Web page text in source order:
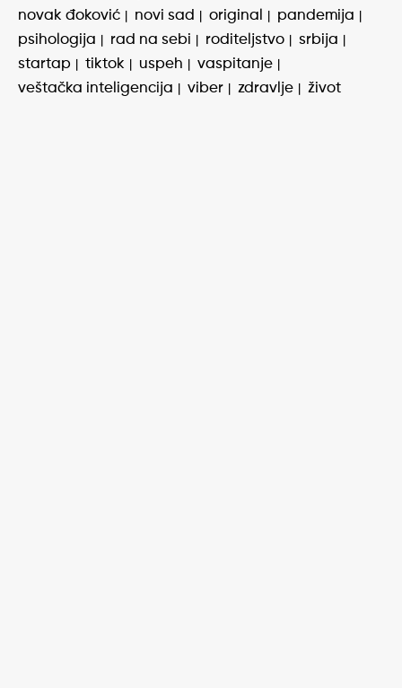
novak đoković
novi sad original
pandemija
psihologija
rad na sebi roditeljstvo
srbija
startap
tiktok uspeh
vaspitanje
veštačka inteligencija
viber zdravlje život